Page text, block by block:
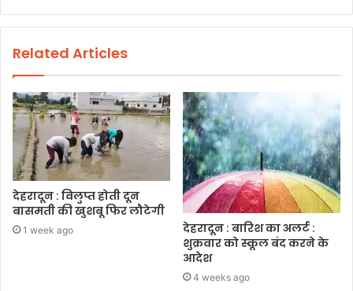
Related Articles
देहरादून : विलुप्त होती दून
बासमती की खुशबू फिर लौटेगी
1 week ago
देहरादून : बारिश का अलर्ट :
शुक्रवार को स्कूल बंद करने के
आदेश
4 weeks ago